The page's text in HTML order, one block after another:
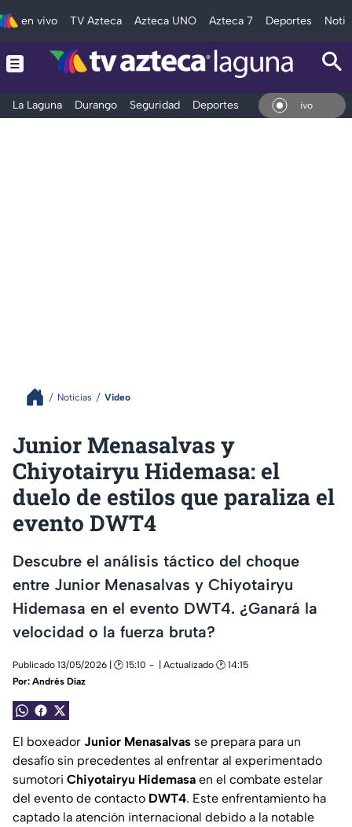
en vivo TV Azteca Azteca UNO Azteca 7 Deportes
La Laguna Durango Seguridad Deportes Entretenimiento
En Vivo
Noticias Video
Junior Menasalvas y
Chiyotairyu Hidemasa: el
duelo de estilos que paraliza el
evento DWT4
Descubre el análisis táctico del choque
entre Junior Menasalvas y Chiyotairyu
Hidemasa en el evento DWT4. ¿Ganará la
velocidad o la fuerza bruta?
Publicado 13/05/2026 | 🕑 15:10
| Actualizado 🕑 14:15
Por: Andrés Díaz
El boxeador Junior Menasalvas se prepara para un
desafío sin precedentes al enfrentar al experimentado
sumotori Chiyotairyu Hidemasa en el combate estelar
del evento de contacto DWT4. Este enfrentamiento ha
captado la atención internacional debido a la notable